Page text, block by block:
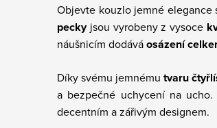
Objevte kouzlo jemné elegance
peckyjsou vyrobeny z vysoce
náušnicím dodáváosázení
Díky svému jemnémutvaru
a bezpečné uchycení na
decentním a zářivým designem.